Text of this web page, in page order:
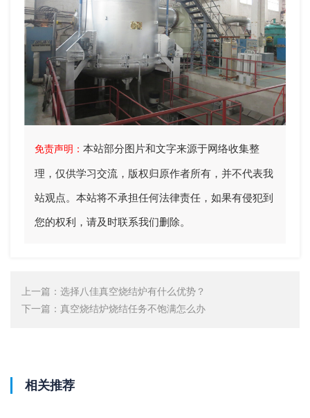
免责声明： 本站部分图片和文字来源于网络收集整
理，仅供学习交流，版权归原作者所有，并不代表我
站观点。本站将不承担任何法律责任，如果有侵犯到
您的权利，请及时联系我们删除。
上一篇： 选择八佳真空烧结炉有什么优势？
下一篇： 真空烧结炉烧结任务不饱满怎么办
相关推荐